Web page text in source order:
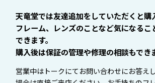
天竜堂では友達追加をしていただくと購
フレーム、レンズのことなど気になるこ
できます。
購入後は保証の管理や修理の相談もでき
営業中はトークにてお問い合わせにお答え